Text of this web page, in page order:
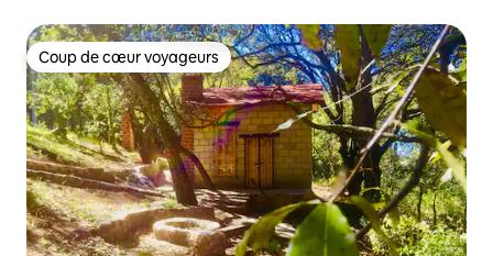
Coup de cœur voyageurs
Coup de cœur voyageurs